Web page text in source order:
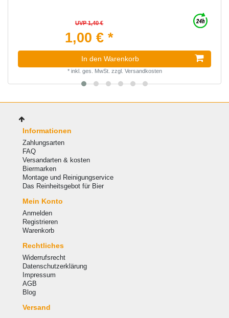
UVP 1,40 €
1,00 € *
In den Warenkorb
* inkl. ges. MwSt. zzgl. Versandkosten
Informationen
Zahlungsarten
FAQ
Versandarten & kosten
Biermarken
Montage und Reinigungservice
Das Reinheitsgebot für Bier
Mein Konto
Anmelden
Registrieren
Warenkorb
Rechtliches
Widerrufsrecht
Datenschutzerklärung
Impressum
AGB
Blog
Versand